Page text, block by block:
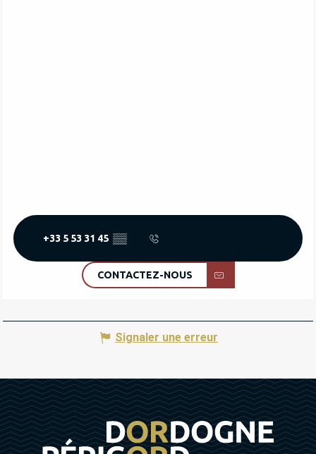
+33 5 53 31 45 ▒▒
CONTACTEZ-NOUS
Signaler une erreur